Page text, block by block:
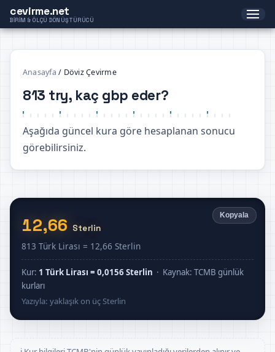
cevirme.net
BIRIM & ÖLÇÜ DÖNÜŞTÜRÜCÜ
Anasayfa / Döviz Çevirme
813 try, kaç gbp eder?
Aşağıda güncel kura göre hesaplanan sonucu
görebilirsiniz.
Kopyala
12,66 Sterlin
813 Türk Lirası = 12,66 Sterlin
Kur: 1 Türk Lirası = 0,0156 Sterlin · Kaynak: TCMB günlük
kurları
Yazıyla: yaklaşık on üç Sterlin